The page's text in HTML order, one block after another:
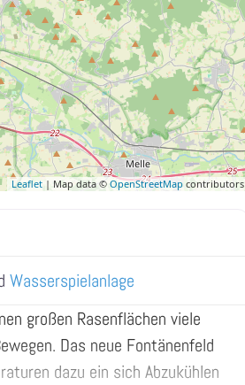
Leaflet | Map data ©OpenStreetMap contributors
Wasserspielanlage
großen Rasenflächen viele
Das neue Fontänenfeld
dazu ein sich Abzukühlen